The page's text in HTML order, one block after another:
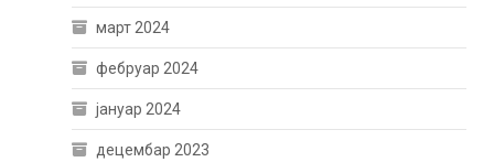
март 2024
фебруар 2024
јануар 2024
децембар 2023